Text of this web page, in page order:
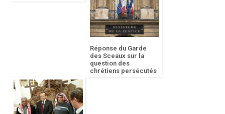
Réponse du Garde
des Sceaux sur la
question des
chrétiens persécutés